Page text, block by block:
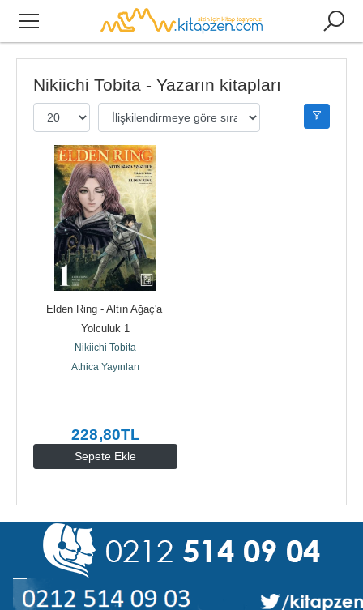
Nikiichi Tobita - Yazarın kitapları
Sepete Ekle
Elden Ring - Altın Ağaç'a
Yolculuk 1
Nikiichi Tobita
Athica Yayınları
228,80TL